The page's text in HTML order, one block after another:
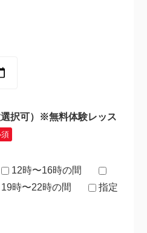
択可）※無料体験レッス
須
12時〜16時の間
19時〜22時の間
指定